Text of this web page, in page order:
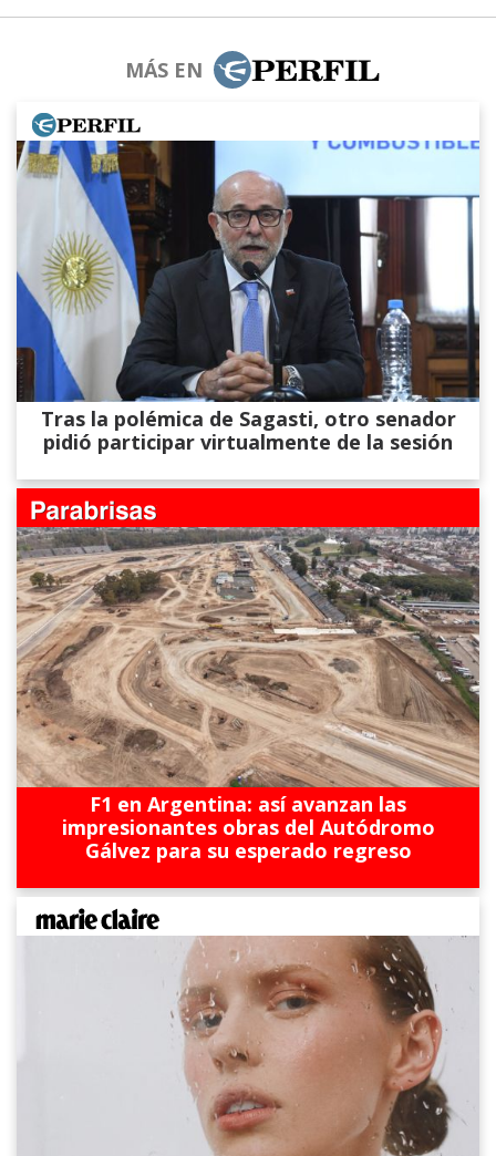
MÁS EN
Tras la polémica de Sagasti, otro senador
pidió participar virtualmente de la sesión
F1 en Argentina: así avanzan las
impresionantes obras del Autódromo
Gálvez para su esperado regreso